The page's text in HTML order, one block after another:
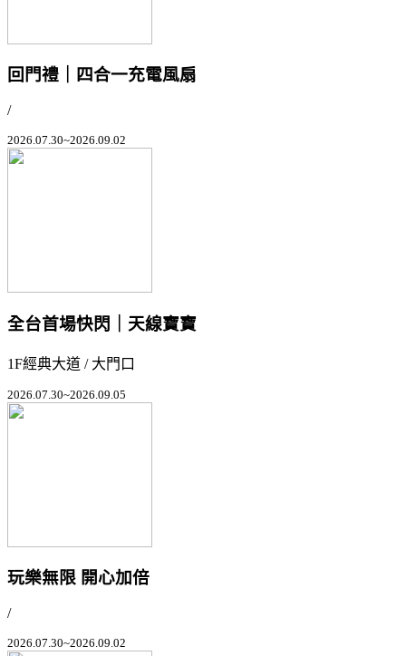
回門禮｜四合一充電風扇
/
2026.07.30~2026.09.02
全台首場快閃｜天線寶寶
1F經典大道 / 大門口
2026.07.30~2026.09.05
玩樂無限 開心加倍
/
2026.07.30~2026.09.02